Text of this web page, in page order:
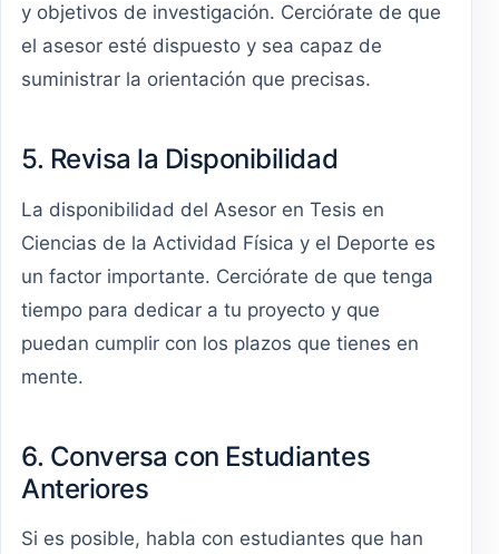
y objetivos de investigación. Cerciórate de que
el asesor esté dispuesto y sea capaz de
suministrar la orientación que precisas.
5. Revisa la Disponibilidad
La disponibilidad del Asesor en Tesis en
Ciencias de la Actividad Física y el Deporte es
un factor importante. Cerciórate de que tenga
tiempo para dedicar a tu proyecto y que
puedan cumplir con los plazos que tienes en
mente.
6. Conversa con Estudiantes
Anteriores
Si es posible, habla con estudiantes que han